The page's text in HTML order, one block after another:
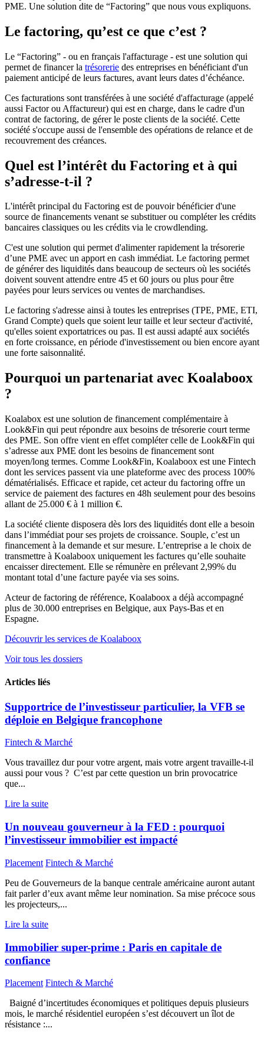
PME. Une solution dite de “Factoring” que nous vous expliquons.
Le factoring, qu’est ce que c’est ?
Le “Factoring” - ou en français l'affacturage - est une solution qui
permet de financer la trésorerie des entreprises en bénéficiant d'un
paiement anticipé de leurs factures, avant leurs dates d’échéance.
Ces facturations sont transférées à une société d'affacturage (appelé
aussi Factor ou Affactureur) qui est en charge, dans le cadre d'un
contrat de factoring, de gérer le poste clients de la société. Cette
société s'occupe aussi de l'ensemble des opérations de relance et de
recouvrement des créances.
Quel est l’intérêt du Factoring et à qui
s’adresse-t-il ?
L'intérêt principal du Factoring est de pouvoir bénéficier d'une
source de financements venant se substituer ou compléter les crédits
bancaires classiques ou les crédits via le crowdlending.
C'est une solution qui permet d'alimenter rapidement la trésorerie
d’une PME avec un apport en cash immédiat. Le factoring permet
de générer des liquidités dans beaucoup de secteurs où les sociétés
doivent souvent attendre entre 45 et 60 jours ou plus pour être
payées pour leurs services ou ventes de marchandises.
Le factoring s'adresse ainsi à toutes les entreprises (TPE, PME, ETI,
Grand Compte) quels que soient leur taille et leur secteur d'activité,
qu'elles soient exportatrices ou pas. Il est aussi adapté aux sociétés
en forte croissance, en période d'investissement ou bien encore ayant
une forte saisonnalité.
Pourquoi un partenariat avec Koalaboox
?
Koalabox est une solution de financement complémentaire à
Look&Fin qui peut répondre aux besoins de trésorerie court terme
des PME. Son offre vient en effet compléter celle de Look&Fin qui
s’adresse aux PME dont les besoins de financement sont
moyen/long termes. Comme Look&Fin, Koalaboox est une Fintech
dont les services passent via une plateforme avec des process 100%
dématérialisés. Efficace et rapide, cet acteur du factoring offre un
service de paiement des factures en 48h seulement pour des besoins
allant de 25.000 € à 1 million €.
La société cliente disposera dès lors des liquidités dont elle a besoin
dans l’immédiat pour ses projets de croissance. Souple, c’est un
financement à la demande et sur mesure. L’entreprise a le choix de
transmettre à Koalaboox uniquement les factures qu’elle souhaite
encaisser directement. Elle se rémunère en prélevant 2,99% du
montant total d’une facture payée via ses soins.
Acteur de factoring de référence, Koalaboox a déjà accompagné
plus de 30.000 entreprises en Belgique, aux Pays-Bas et en
Espagne.
Découvrir les services de Koalaboox
Voir tous les dossiers
Articles liés
Supportrice de l’investisseur particulier, la VFB se
déploie en Belgique francophone
Fintech & Marché
Vous travaillez dur pour votre argent, mais votre argent travaille-t-il
aussi pour vous ? C’est par cette question un brin provocatrice
que...
Lire la suite
Un nouveau gouverneur à la FED : pourquoi
l’investisseur immobilier est impacté
Placement Fintech & Marché
Peu de Gouverneurs de la banque centrale américaine auront autant
fait parler d’eux avant même leur nomination. Sa mise précoce sous
les projecteurs,...
Lire la suite
Immobilier super-prime : Paris en capitale de
confiance
Placement Fintech & Marché
Baigné d’incertitudes économiques et politiques depuis plusieurs
mois, le marché résidentiel européen s’est découvert un îlot de
résistance :...